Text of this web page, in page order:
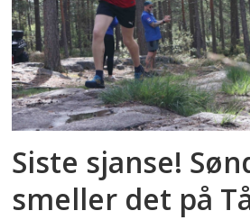
Siste sjanse!
smeller det på